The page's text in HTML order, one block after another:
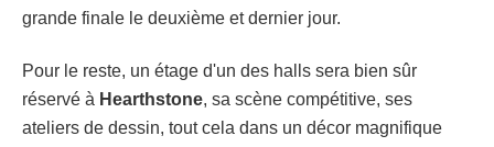
grande finale le deuxième et dernier jour.
Pour le reste, un étage d'un des halls sera bien sûr
réservé à Hearthstone, sa scène compétitive, ses
ateliers de dessin, tout cela dans un décor magnifique